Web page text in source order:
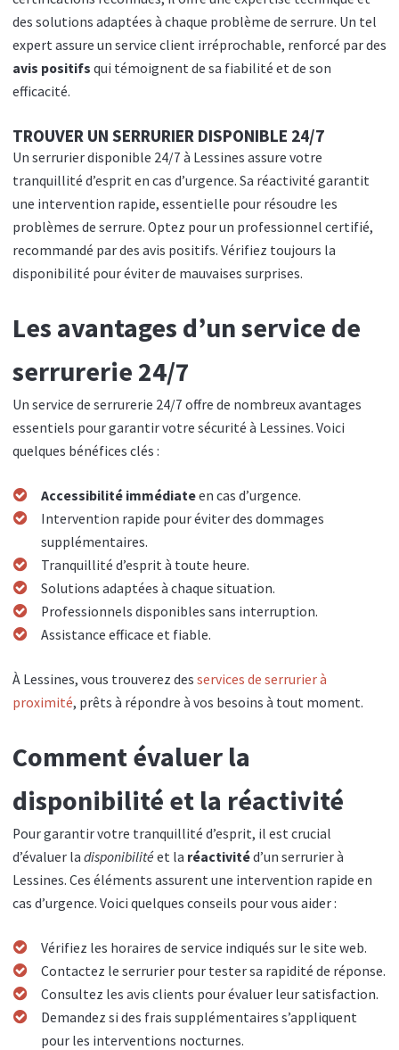
des solutions adaptées à chaque problème de serrure. Un tel
expert assure un service client irréprochable, renforcé par des
avis positifs qui témoignent de sa fiabilité et de son
efficacité.
TROUVER UN SERRURIER DISPONIBLE 24/7
Un serrurier disponible 24/7 à Lessines assure votre
tranquillité d’esprit en cas d’urgence. Sa réactivité garantit
une intervention rapide, essentielle pour résoudre les
problèmes de serrure. Optez pour un professionnel certifié,
recommandé par des avis positifs. Vérifiez toujours la
disponibilité pour éviter de mauvaises surprises.
Les avantages d’un service de
serrurerie 24/7
Un service de serrurerie 24/7 offre de nombreux avantages
essentiels pour garantir votre sécurité à Lessines. Voici
quelques bénéfices clés :
Accessibilité immédiateen cas d’urgence.
Intervention rapide pour éviter des dommages
supplémentaires.
Tranquillité d’esprit à toute heure.
Solutions adaptées à chaque situation.
Professionnels disponibles sans interruption.
Assistance efficace et fiable.
À Lessines, vous trouverez des services de serrurier à
proximité, prêts à répondre à vos besoins à tout moment.
Comment évaluer la
disponibilité et la réactivité
Pour garantir votre tranquillité d’esprit, il est crucial
d’évaluer la disponibilitéet la réactivitéd’un serrurier à
Lessines. Ces éléments assurent une intervention rapide en
cas d’urgence. Voici quelques conseils pour vous aider :
Vérifiez les horaires de service indiqués sur le site web.
Contactez le serrurier pour tester sa rapidité de réponse.
Consultez les avis clients pour évaluer leur satisfaction.
Demandez si des frais supplémentaires s’appliquent
pour les interventions nocturnes.